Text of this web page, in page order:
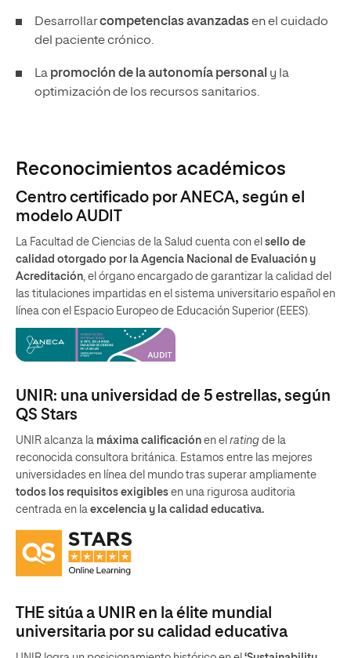
Desarrollarcompetencias avanzadasen el cuidado
del paciente crónico.
La promoción de la autonomía personal y la
optimización de los recursos sanitarios.
Reconocimientos académicos
Centro certificado por ANECA, según el
modelo AUDIT
La Facultad de Ciencias de la Salud cuenta con el sello de
calidad otorgado por la Agencia Nacional de Evaluación y
Acreditación, el órgano encargado de garantizar la calidad del
las titulaciones impartidas en el sistema universitario español en
línea con el Espacio Europeo de Educación Superior (EEES).
UNIR: una universidad de 5 estrellas, según
QS Stars
UNIR alcanza la máxima calificación en el rating de la
reconocida consultora británica. Estamos entre las mejores
universidades en línea del mundo tras superar ampliamente
todos los requisitos exigibles en una rigurosa auditoria
centrada en la excelencia y la calidad educativa.
THE sitúa a UNIR en la élite mundial
universitaria por su calidad educativa